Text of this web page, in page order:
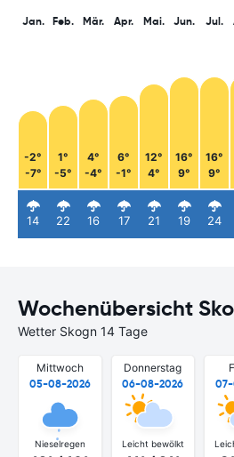
Jan.
-2°
-7°
14
Feb.
1°
-5°
22
Mär.
4°
-4°
16
Apr.
6°
-1°
17
Mai.
12°
4°
21
Jun.
16°
9°
19
Jul.
16°
9°
24
Wochenübersicht
Wetter Skogn 14 Tage
Mittwoch
05-08-2026
Nieselregen
Donnerstag
06-08-2026
Leicht bewölkt